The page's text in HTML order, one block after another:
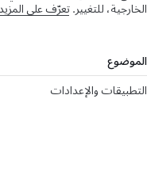
الخارجية، للتغيير. تعرّف على
الموضوع
التطبيقات والإعدادات